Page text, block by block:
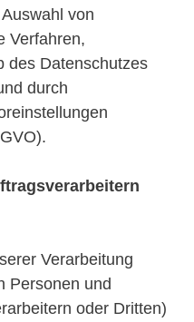
von
Verfahren,
des Datenschutzes
durch
Verarbeitung
Personen und
oder Dritten)